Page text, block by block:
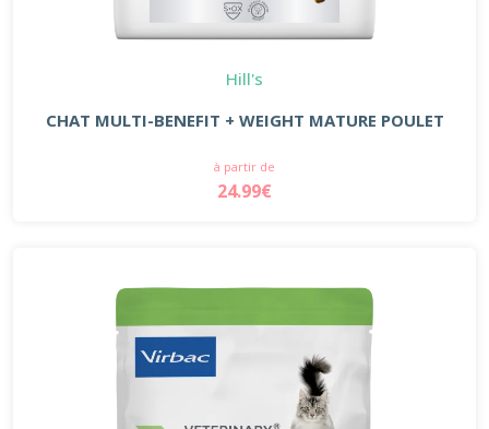
Hill's
CHAT MULTI-BENEFIT + WEIGHT MATURE POULET
à partir de
24.99€